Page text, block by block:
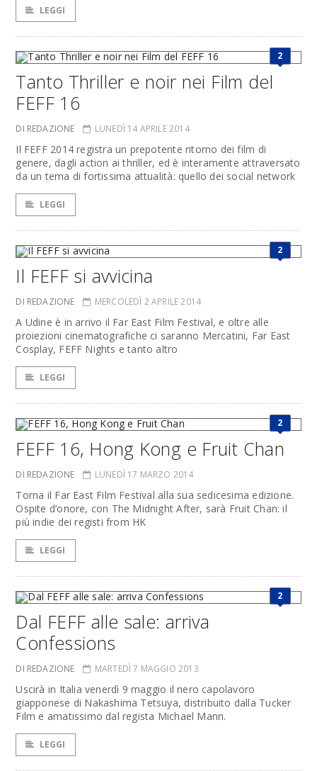
LEGGI
2
Tanto Thriller e noir nei Film del
FEFF 16
DI REDAZIONE LUNEDÌ 14 APRILE 2014
Il FEFF 2014 registra un prepotente ritorno dei film di
genere, dagli action ai thriller, ed è interamente attraversato
da un tema di fortissima attualità: quello dei social network
LEGGI
2
Il FEFF si avvicina
DI REDAZIONE MERCOLEDÌ 2 APRILE 2014
A Udine è in arrivo il Far East Film Festival, e oltre alle
proiezioni cinematografiche ci saranno Mercatini, Far East
Cosplay, FEFF Nights e tanto altro
LEGGI
2
FEFF 16, Hong Kong e Fruit Chan
DI REDAZIONE LUNEDÌ 17 MARZO 2014
Torna il Far East Film Festival alla sua sedicesima edizione.
Ospite d’onore, con The Midnight After, sarà Fruit Chan: il
più indie dei registi from HK
LEGGI
2
Dal FEFF alle sale: arriva
Confessions
DI REDAZIONE MARTEDÌ 7 MAGGIO 2013
Uscirà in Italia venerdì 9 maggio il nero capolavoro
giapponese di Nakashima Tetsuya, distribuito dalla Tucker
Film e amatissimo dal regista Michael Mann.
LEGGI